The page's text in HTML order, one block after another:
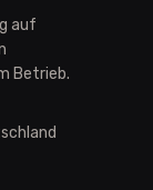
auf
Betrieb.